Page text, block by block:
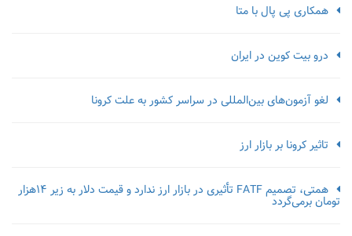
همکاری پی پال با متا
درو بیت کوین در ایران
لغو آزمون‌‌های بین‌المللی در سراسر کشور به علت کرونا
تاثیر کرونا بر بازار ارز
همتی، تصمیم FATF تأثیری در بازار ارز ندارد و قیمت دلار به زیر ۱۴هزار
تومان برمی‌گردد